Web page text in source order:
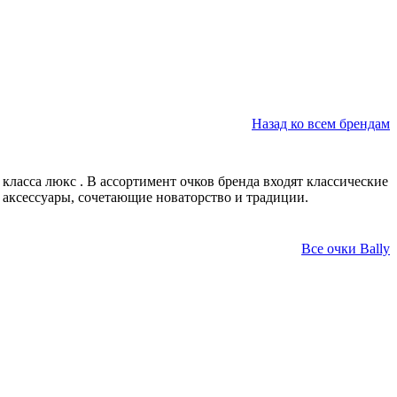
Назад ко всем брендам
люкс . В ассортимент очков бренда входят классические
сочетающие новаторство и традиции.
Все очки Bally